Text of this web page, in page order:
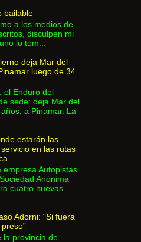
bailable
a los medios de
disculpen mi
lo tom...
deja Mar del
luego de 34
el Enduro del
sede: deja Mar del
a Pinamar. La
estarán las
en las rutas
empresa Autopistas
Anónima
cuatro nuevas
Adorni: “Si fuera
la provincia de